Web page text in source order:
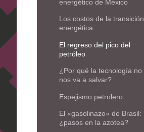
energético de México
Los costos de la transición
energética
El regreso del pico del
petróleo
¿Por qué la tecnología no
nos va a salvar?
Espejismo petrolero
El «gasolinazo» de Brasil:
¿pasos en la azotea?